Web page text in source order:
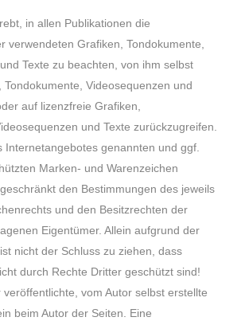
in allen Publikationen die
verwendeten Grafiken, Tondokumente,
Texte zu beachten, von ihm selbst
Tondokumente, Videosequenzen und
auf lizenzfreie Grafiken,
und Texte zurückzugreifen.
Internetangebotes genannten und ggf.
Marken- und Warenzeichen
den Bestimmungen des jeweils
und den Besitzrechten der
Eigentümer. Allein aufgrund der
nicht der Schluss zu ziehen, dass
durch Rechte Dritter geschützt sind!
veröffentlichte, vom Autor selbst erstellte
beim Autor der Seiten. Eine